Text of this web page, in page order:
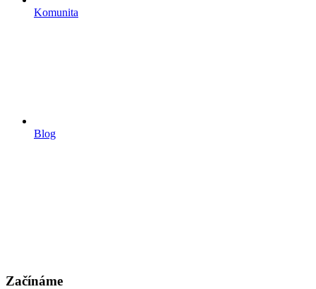
Komunita
Blog
Začínáme